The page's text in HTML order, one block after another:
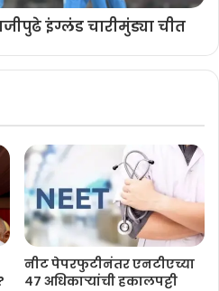
इंग्लंड चारीमुंड्या चीत
नीट पेपरफुटीनंतर एनटीएच्या
४७ अधिकाऱ्यांची हकालपट्टी